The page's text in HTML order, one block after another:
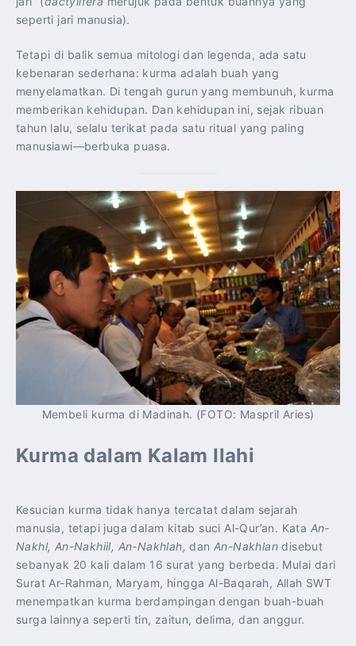
seperti jari manusia).
Tetapi di balik semua mitologi dan legenda, ada satu
kebenaran sederhana: kurma adalah buah yang
menyelamatkan. Di tengah gurun yang membunuh, kurma
memberikan kehidupan. Dan kehidupan ini, sejak ribuan
tahun lalu, selalu terikat pada satu ritual yang paling
manusiawi—berbuka puasa.
Membeli kurma di Madinah. (FOTO: Maspril Aries)
Kurma dalam Kalam Ilahi
Kesucian kurma tidak hanya tercatat dalam sejarah
manusia, tetapi juga dalam kitab suci Al-Qur’an. Kata An-
Nakhl, An-Nakhiil, An-Nakhlah, dan An-Nakhlan disebut
sebanyak 20 kali dalam 16 surat yang berbeda. Mulai dari
Surat Ar-Rahman, Maryam, hingga Al-Baqarah, Allah SWT
menempatkan kurma berdampingan dengan buah-buah
surga lainnya seperti tin, zaitun, delima, dan anggur.